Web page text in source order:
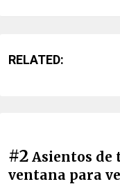
RELATED:
#2 Asientos de
ventana para